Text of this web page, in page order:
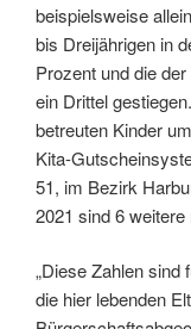
beispielsweise
bis Dreijährigen in
Prozent und die
ein Drittel
betreuten Kinder
Kita-
51, im Bezirk
2021 sind 6
„Diese Zahlen sind
die hier lebenden